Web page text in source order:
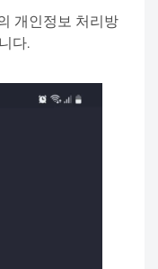
개인정보 처리방
다.